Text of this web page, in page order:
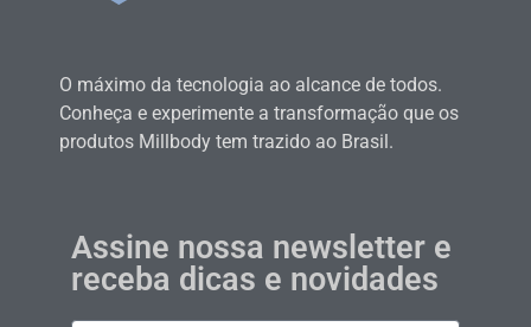
O máximo da tecnologia ao alcance de todos.
Conheça e experimente a transformação que os
produtos Millbody tem trazido ao Brasil.
Assine nossa newsletter e
receba dicas e novidades